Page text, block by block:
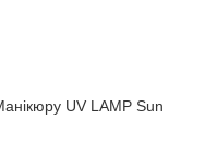
UV LAMP Sun